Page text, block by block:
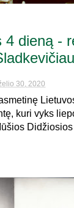
4 dieną -
30, 2020
kuri vyks